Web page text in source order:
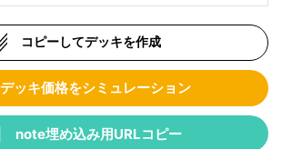
コピーしてデッキを作成
デッキ価格をシミュレーション
note埋め込み用URLコピー